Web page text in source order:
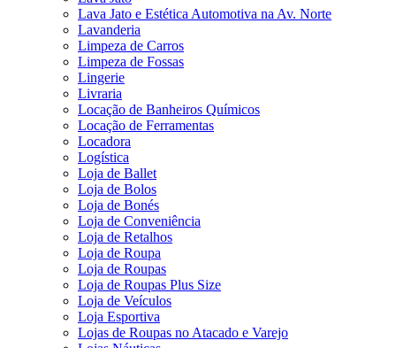
Lava Jato e Estética Automotiva na Av. Norte
Lavanderia
Limpeza de Carros
Limpeza de Fossas
Lingerie
Livraria
Locação de Banheiros Químicos
Locação de Ferramentas
Locadora
Logística
Loja de Ballet
Loja de Bolos
Loja de Bonés
Loja de Conveniência
Loja de Retalhos
Loja de Roupa
Loja de Roupas
Loja de Roupas Plus Size
Loja de Veículos
Loja Esportiva
Lojas de Roupas no Atacado e Varejo